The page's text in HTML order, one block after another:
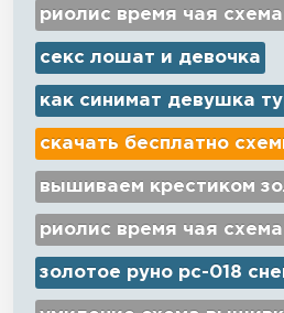
риолис время чая
секс лошат и девочка
как синимат девушка
скачать бесплатно
вышиваем крестиком
риолис время чая
золотое руно рс-018